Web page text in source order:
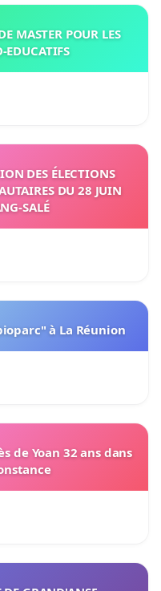
MASTER POUR LES
EDUCATIFS
DES ÉLECTIONS
DU 28 JUIN
SALÉ
à La Réunion
de Yoan 32 ans dans